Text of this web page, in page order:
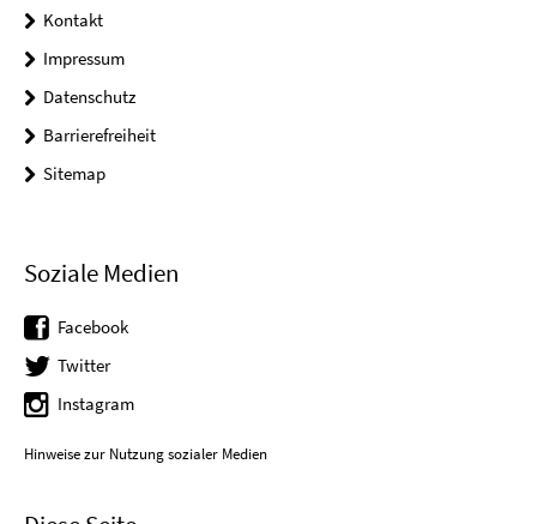
Kontakt
Impressum
Datenschutz
Barrierefreiheit
Sitemap
Soziale Medien
Facebook
Twitter
Instagram
Hinweise zur Nutzung sozialer Medien